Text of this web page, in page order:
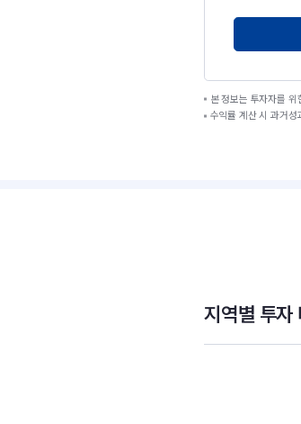
본 정보는 투자자를
수익률 계산 시 과거
지역별 투자